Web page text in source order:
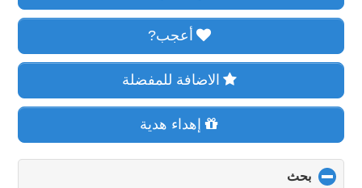
أعجب?
الاضافة للمفضلة
إهداء هدية
بحث